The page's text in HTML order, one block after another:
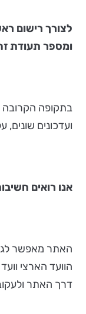
לצורך רישום
ומספר תעודת
בתקופה הקרובה
ועדכונים שונים,
אנו רואים
האתר מאפשר
הוועד הארצי
דרך האתר